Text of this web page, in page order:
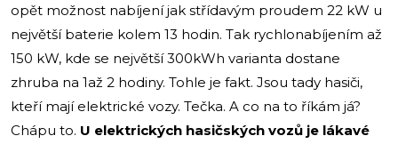
opět možnost nabíjení jak střídavým proudem 22 kW u
největší baterie kolem 13 hodin. Tak rychlonabíjením až
150 kW, kde se největší 300kWh varianta dostane
zhruba na 1až 2 hodiny. Tohle je fakt. Jsou tady hasiči,
kteří mají elektrické vozy. Tečka. A co na to říkám já?
Chápu to. U elektrických hasičských vozů je lákavé